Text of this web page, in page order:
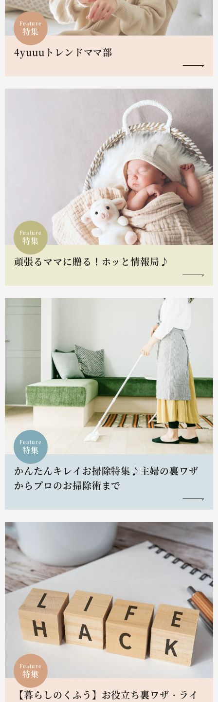
Feature
特集
4yuuuトレンドママ部
Feature
特集
頑張るママに贈る！ホッと情報局♪
Feature
特集
かんたんキレイお掃除特集♪主婦の裏ワザ
からプロのお掃除術まで
Feature
特集
【暮らしのくふう】お役立ち裏ワザ・ライ